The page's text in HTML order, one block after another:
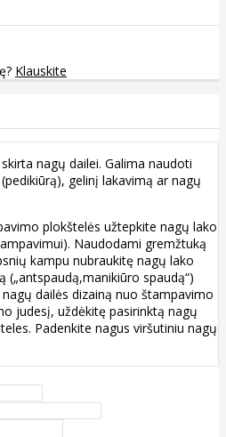
Klauskite
nagų dailei. Galima naudoti
gelinį lakavimą ar nagų
plokštelės užtepkite nagų lako
Naudodami gremžtuką
kampu nubraukitę nagų lako
spaudą“)
dailės dizainą nuo štampavimo
judesį, uždėkitę pasirinktą nagų
Padenkite nagus viršutiniu nagų